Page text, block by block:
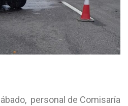
personal de Comisaría